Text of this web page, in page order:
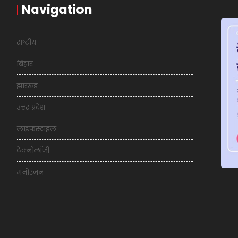
Navigation
राष्ट्रीय
बिहार
झारखंड
उत्तर प्रदेश
लाइफस्टाइल
टेक्नोलॉजी
मनोरंजन